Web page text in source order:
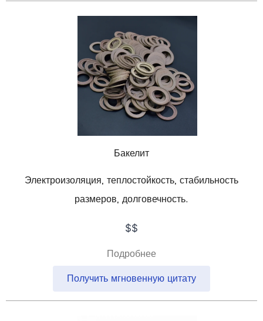
Бакелит
Электроизоляция, теплостойкость, стабильность
размеров, долговечность.
$$
Подробнее
Получить мгновенную цитату